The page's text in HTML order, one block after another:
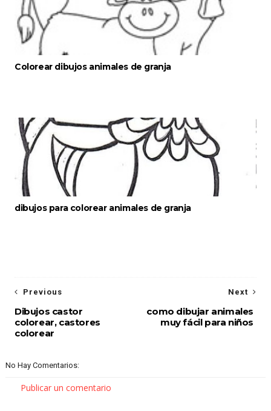
Colorear dibujos animales de granja
dibujos para colorear animales de granja
Next
como dibujar animales
muy fácil para niños
Previous
Dibujos castor
colorear, castores
colorear
No Hay Comentarios:
Publicar un comentario